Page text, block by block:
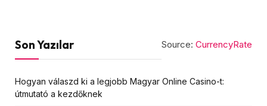
Source: CurrencyRate
Son Yazılar
Hogyan válaszd ki a legjobb Magyar Online Casino-t:
útmutató a kezdőknek